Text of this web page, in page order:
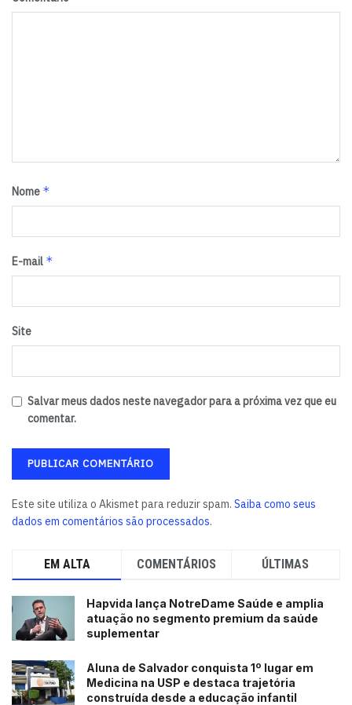
Nome *
E-mail *
Site
Salvar meus dados neste navegador para a próxima vez que eu
comentar.
Este site utiliza o Akismet para reduzir spam. Saiba como seus
dados em comentários são processados.
EM ALTA COMENTÁRIOS ÚLTIMAS
Hapvida lança NotreDame Saúde e amplia
atuação no segmento premium da saúde
suplementar
Aluna de Salvador conquista 1º lugar em
Medicina na USP e destaca trajetória
construída desde a educação infantil